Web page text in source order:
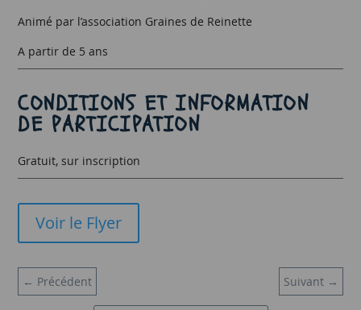
Animé par l’association Graines de Reinette
A partir de 5 ans
CONDITIONS ET INFORMATION
DE PARTICIPATION
Gratuit, sur inscription
Voir le Flyer
← Précédent Suivant→